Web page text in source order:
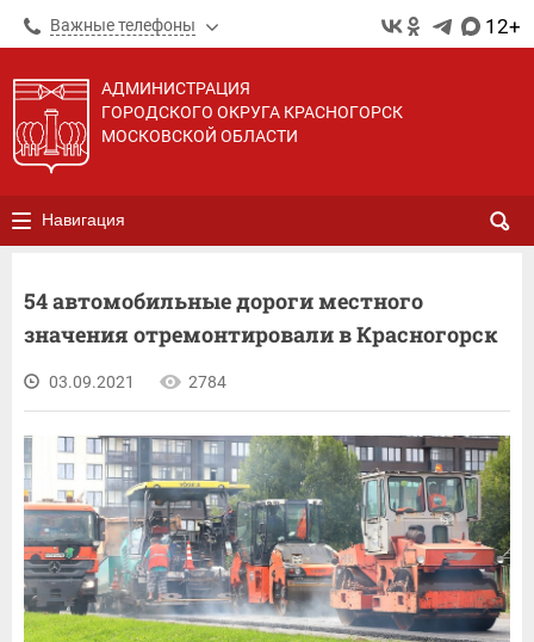
Важные телефоны 12+
АДМИНИСТРАЦИЯ
ГОРОДСКОГО ОКРУГА КРАСНОГОРСК
МОСКОВСКОЙ ОБЛАСТИ
Навигация
54 автомобильные дороги местного
значения отремонтировали в Красногорск
03.09.2021 2784